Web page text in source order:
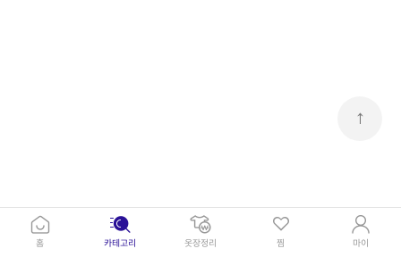
↑
홈 카테고리 옷장정리 찜 마이